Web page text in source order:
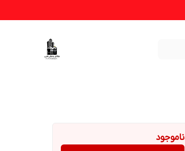
ناموجود